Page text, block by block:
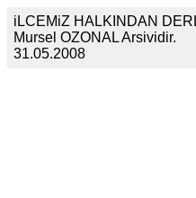
iLCEMiZ HALKINDAN
Mursel OZONAL Arsividir.
31.05.2008